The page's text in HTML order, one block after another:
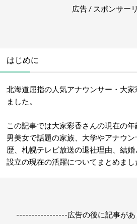
広告 / スポンサー
はじめに
北海道屈指の人気アナウンサー・大
ました。
この記事では大家彩香さんの現在の
男美女で話題の家族、大学やアナウ
歴、札幌テレビ放送の退社理由、結婚
設立の現在の活躍についてまとめまし
-----------------広告の後に記事が